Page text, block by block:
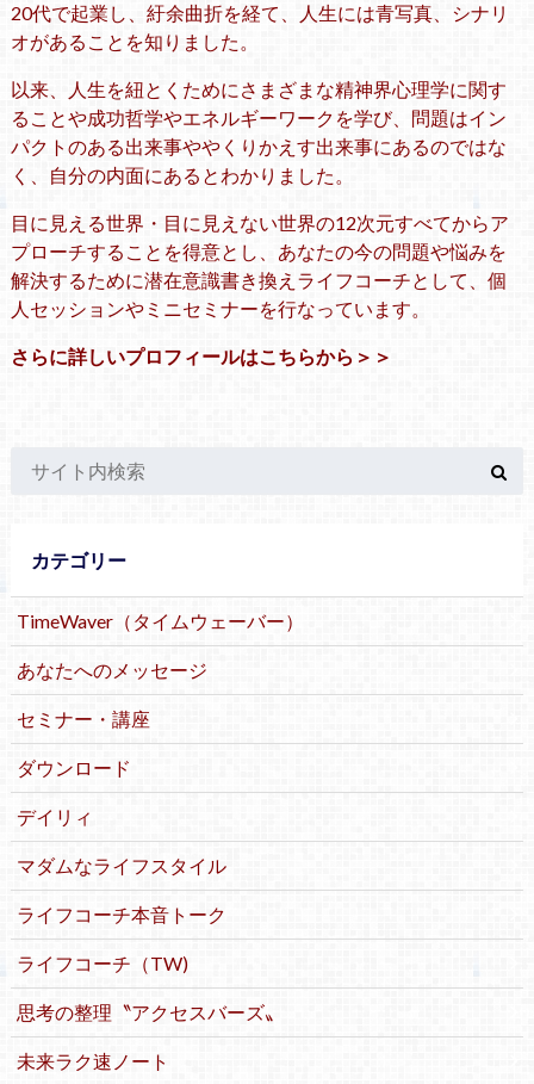
20代で起業し、紆余曲折を経て、人生には青写真、シナリ
オがあることを知りました。
以来、人生を紐とくためにさまざまな精神界心理学に関す
ることや成功哲学やエネルギーワークを学び、問題はイン
パクトのある出来事ややくりかえす出来事にあるのではな
く、自分の内面にあるとわかりました。
目に見える世界・目に見えない世界の12次元すべてからア
プローチすることを得意とし、あなたの今の問題や悩みを
解決するために潜在意識書き換えライフコーチとして、個
人セッションやミニセミナーを行なっています。
さらに詳しいプロフィールはこちらから＞＞
カテゴリー
TimeWaver（タイムウェーバー）
あなたへのメッセージ
セミナー・講座
ダウンロード
デイリィ
マダムなライフスタイル
ライフコーチ本音トーク
ライフコーチ（TW)
思考の整理〝アクセスバーズ〟
未来ラク速ノート